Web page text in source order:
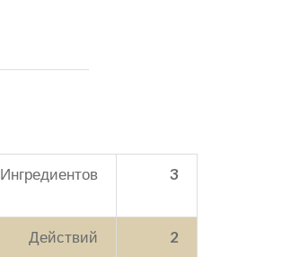
Ингредиентов 3
Действий 2